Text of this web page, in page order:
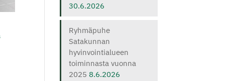
30.6.2026
Ryhmäpuhe
Satakunnan
hyvinvointialueen
toiminnasta vuonna
2025 8.6.2026